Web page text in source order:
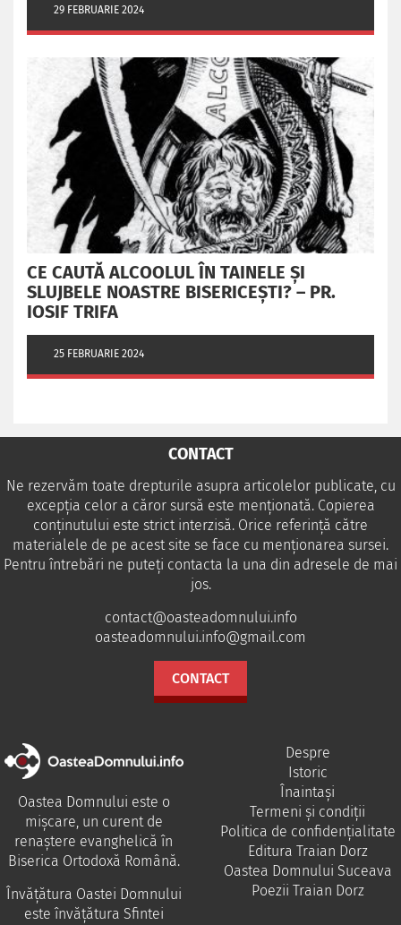
29 FEBRUARIE 2024
CE CAUTĂ ALCOOLUL ÎN TAINELE ŞI
SLUJBELE NOASTRE BISERICEŞTI? – PR.
IOSIF TRIFA
25 FEBRUARIE 2024
CONTACT
Ne rezervăm toate drepturile asupra articolelor publicate, cu
excepția celor a căror sursă este menționată. Copierea
conținutului este strict interzisă. Orice referință către
materialele de pe acest site se face cu menționarea sursei.
Pentru întrebări ne puteţi contacta la una din adresele de mai
jos.
contact@oasteadomnului.info
oasteadomnului.info@gmail.com
CONTACT
Oastea Domnului este o
mișcare, un curent de
renaștere evanghelică în
Biserica Ortodoxă Română.
Învăţătura Oastei Domnului
este învăţătura Sfintei
Despre
Istoric
Înaintași
Termeni și condiții
Politica de confidențialitate
Editura Traian Dorz
Oastea Domnului Suceava
Poezii Traian Dorz